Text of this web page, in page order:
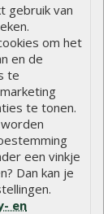
gebruik van
om het
en de
te
te tonen.
een vinkje
Dan kan je
en